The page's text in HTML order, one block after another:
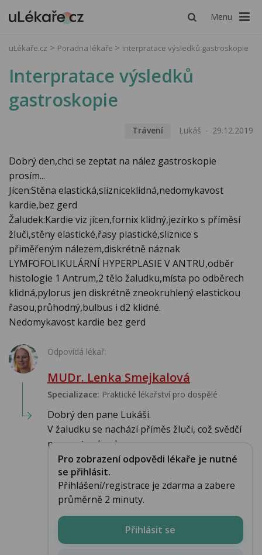
Menu
uLékaře.cz Poradna lékaře interpratace výsledků gastroskopie
Interpratace výsledků
gastroskopie
Trávení Lukáš 29.12.2019
Dobrý den,chci se zeptat na nález gastroskopie
prosím...
Jícen:Stěna elastická,slizniceklidná,nedomykavost
kardie,bez gerd
Žaludek:Kardie viz jícen,fornix klidný,jezírko s příměsí
žluči,stěny elastické,řasy plastické,sliznice s
přiměřeným nálezem,diskrétně náznak
LYMFOFOLIKULÁRNÍ HYPERPLASIE V ANTRU,odběr
histologie 1 Antrum,2 tělo žaludku,místa po odběrech
klidná,pylorus jen diskrétně zneokruhlený elastickou
řasou,průhodný,bulbus i d2 klidné.
Nedomykavost kardie bez gerd
Odpovídá lékař:
MUDr. Lenka Smejkalová
Specializace: Praktické lékařství pro dospělé
Dobrý den pane Lukáši.
V žaludku se nachází příměs žluči, což svědčí
pro gastroduode...
Pro zobrazení odpovědi lékaře je nutné
se přihlásit.
Přihlášení/registrace je zdarma a zabere
průměrně 2 minuty.
Přihlásit se